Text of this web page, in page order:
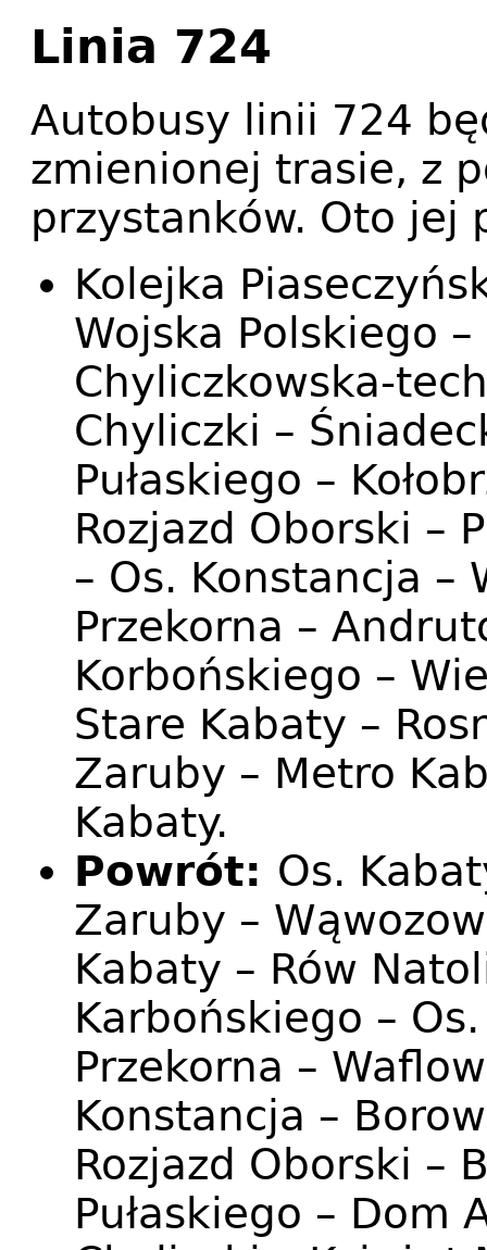
Linia 724
Autobusy linii 724
zmienionej trasie, z
przystanków. Oto jej
Kolejka
Wojska Polskiego
Chyliczkowska-
Chyliczki –
Pułaskiego –
Rozjazd Oborski –
– Os. Konstancja –
Przekorna –
Korbońskiego –
Stare Kabaty –
Zaruby – Metro
Kabaty.
Powrót: Os.
Zaruby –
Kabaty – Rów
Karbońskiego –
Przekorna –
Konstancja –
Rozjazd Oborski –
Pułaskiego – Dom